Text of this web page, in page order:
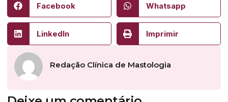
Facebook Whatsapp
LinkedIn Imprimir
Redação Clínica de Mastologia